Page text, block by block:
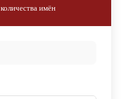
имён